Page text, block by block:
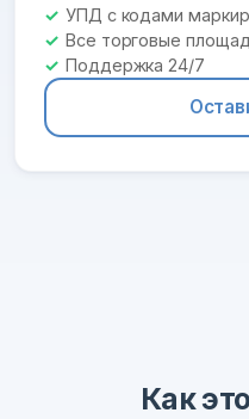
УПД с кодами
Все торговые
Поддержка 24/7
Как